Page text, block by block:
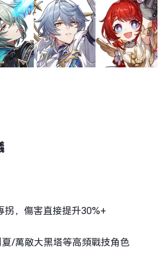
拐，傷害直接提升30%+
/萬敵大黑塔等高頻戰技角色